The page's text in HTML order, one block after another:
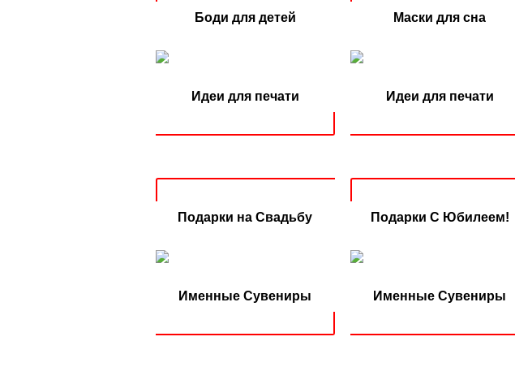
Боди для детей
Идеи для печати
Маски для сна
Идеи для печати
Подарки на Свадьбу
Именные Сувениры
Подарки С Юбилеем!
Именные Сувениры